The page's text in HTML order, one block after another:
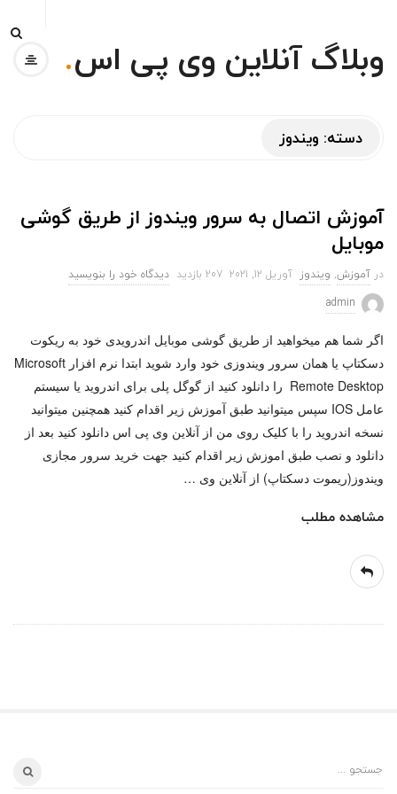
وبلاگ آنلاین وی پی اس.
دسته: ویندوز
آموزش اتصال به سرور ویندوز از طریق گوشی
موبایل
در آموزش, ویندوز آوریل 12, 2021 207 بازدید
دیدگاه خود را بنویسید
admin
اگر شما هم میخواهید از طریق گوشی موبایل اندرویدی خود به ریکوت
دسکتاپ یا همان سرور ویندوزی خود وارد شوید ابتدا نرم افزار Microsoft
Remote Desktop را دانلود کنید از گوگل پلی برای اندروید یا سیستم
عامل IOS سپس میتوانید طبق آموزش زیر اقدام کنید همچنین میتوانید
نسخه اندروید را با کلیک روی من از آنلاین وی پی اس دانلود کنید بعد از
دانلود و نصب طبق اموزش زیر اقدام کنید جهت خرید سرور مجازی
ویندوز(ریموت دسکتاپ) از آنلاین وی …
مشاهده مطلب
س
ج